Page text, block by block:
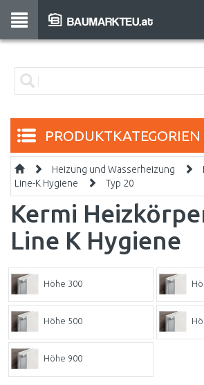
PRODUKTKATEGORIEN
Heizung und Wasserheizung
Line-K Hygiene
Typ 20
Kermi
Line K Hygiene
Höhe 300
Höhe 500
Höhe 900